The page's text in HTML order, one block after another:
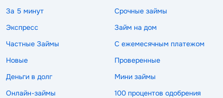
За 5 минут
Срочные займы
Экспресс
Займ на дом
Частные Займы
С ежемесячным платежом
Новые
Проверенные
Деньги в долг
Мини займы
Онлайн-займы
100 процентов одобрения